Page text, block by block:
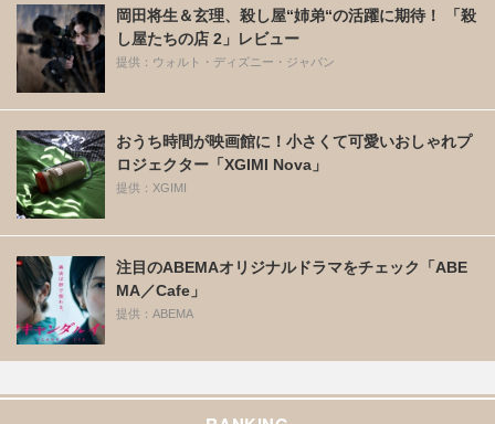
岡田将生＆玄理、殺し屋“姉弟“の活躍に期待！ 「殺
し屋たちの店 2」レビュー
提供：ウォルト・ディズニー・ジャパン
おうち時間が映画館に！小さくて可愛いおしゃれプ
ロジェクター「XGIMI Nova」
提供：XGIMI
注目のABEMAオリジナルドラマをチェック「ABE
MA／Cafe」
提供：ABEMA